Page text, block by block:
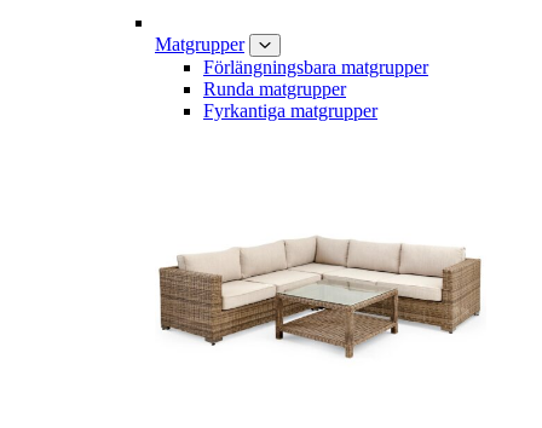
Matgrupper
Förlängningsbara matgrupper
Runda matgrupper
Fyrkantiga matgrupper